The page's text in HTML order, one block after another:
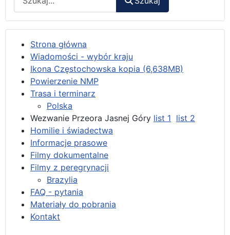
Strona główna
Wiadomości - wybór kraju
Ikona Częstochowska kopia (6,638MB)
Powierzenie NMP
Trasa i terminarz
Polska
Wezwanie Przeora Jasnej Góry list 1 list 2
Homilie i świadectwa
Informacje prasowe
Filmy dokumentalne
Filmy z peregrynacji
Brazylia
FAQ - pytania
Materiały do pobrania
Kontakt